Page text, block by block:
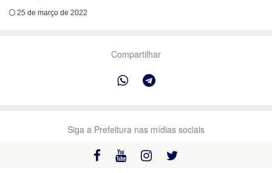
25 de março de 2022
Compartilhar
Siga a Prefeitura nas mídias sociais